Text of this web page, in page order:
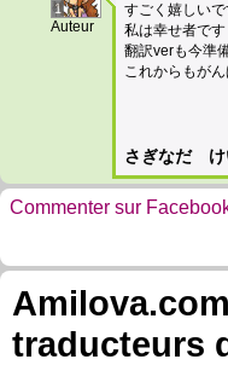
1
Auteur
すごく嬉しい
私は幸せ者です
翻訳verも今準
これからもがん
さぎなだ け
Commenter sur
traducteurs